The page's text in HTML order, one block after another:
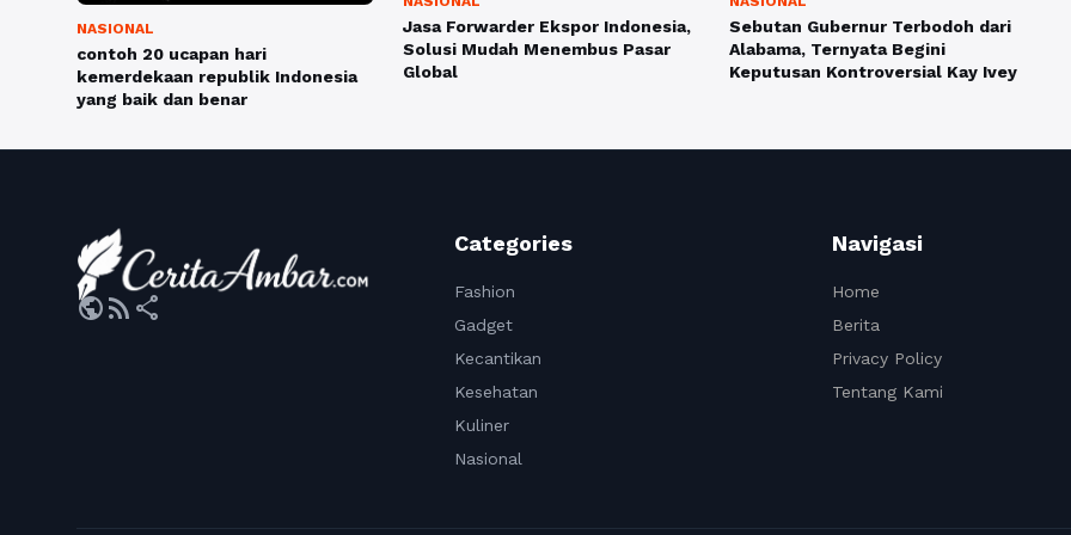
NASIONAL
contoh 20 ucapan hari
kemerdekaan republik Indonesia
yang baik dan benar
Jasa Forwarder Ekspor Indonesia,
Solusi Mudah Menembus Pasar
Global
Sebutan Gubernur Terbodoh dari
Alabama, Ternyata Begini
Keputusan Kontroversial Kay Ivey
publicrss_feed share
Categories
Fashion
Gadget
Kecantikan
Kesehatan
Kuliner
Nasional
Navigasi
Home
Berita
Privacy Policy
Tentang Kami